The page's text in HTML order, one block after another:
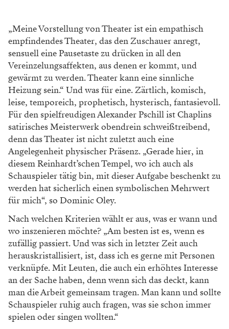
„Meine Vorstellung von Theater ist ein empathisch
empfindendes Theater, das den Zuschauer anregt,
sensuell eine Pausetaste zu drücken in all den
Vereinzelungsaffekten, aus denen er kommt, und
gewärmt zu werden. Theater kann eine sinnliche
Heizung sein.“ Und was für eine. Zärtlich, komisch,
leise, temporeich, prophetisch, hysterisch, fantasievoll.
Für den spielfreudigen Alexander Pschill ist Chaplins
satirisches Meisterwerk obendrein schweißtreibend,
denn das Theater ist nicht zuletzt auch eine
Angelegenheit physischer Präsenz. „Gerade hier, in
diesem Reinhardt’schen Tempel, wo ich auch als
Schauspieler tätig bin, mit dieser Aufgabe beschenkt zu
werden hat sicherlich einen symbolischen Mehrwert
für mich“, so Dominic Oley.
Nach welchen Kriterien wählt er aus, was er wann und
wo inszenieren möchte? „Am besten ist es, wenn es
zufällig passiert. Und was sich in letzter Zeit auch
herauskristallisiert, ist, dass ich es gerne mit Personen
verknüpfe. Mit Leuten, die auch ein erhöhtes Interesse
an der Sache haben, denn wenn sich das deckt, kann
man die Arbeit gemeinsam tragen. Man kann und sollte
Schauspieler ruhig auch fragen, was sie schon immer
spielen oder singen wollten.“